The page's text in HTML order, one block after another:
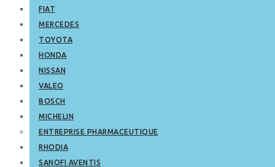
FIAT
MERCEDES
TOYOTA
HONDA
NISSAN
VALEO
BOSCH
MICHELIN
ENTREPRISE PHARMACEUTIQUE
RHODIA
SANOFI AVENTIS